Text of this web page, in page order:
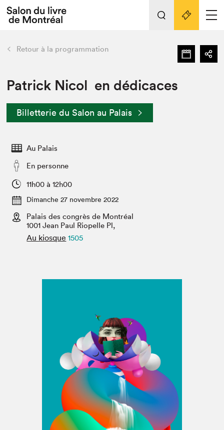
Espace exposant⋅e⋅s
Espace enseignant·e·s
Espace médias
L'événement
Préparer sa visite au Salon
Actualités
SLM PRO
retour Nos activités
Préparer sa visite
Salon dans la ville et en ligne
Projets partenaires
Liens pratiques
Retour à la programmation
Patrick Nicol en dédicaces
Billetterie du Salon au Palais
Au Palais
En personne
11h00 à 12h00
Dimanche 27 novembre 2022
Palais des congrès de Montréal
1001 Jean Paul Riopelle Pl,
Au kiosque 1505